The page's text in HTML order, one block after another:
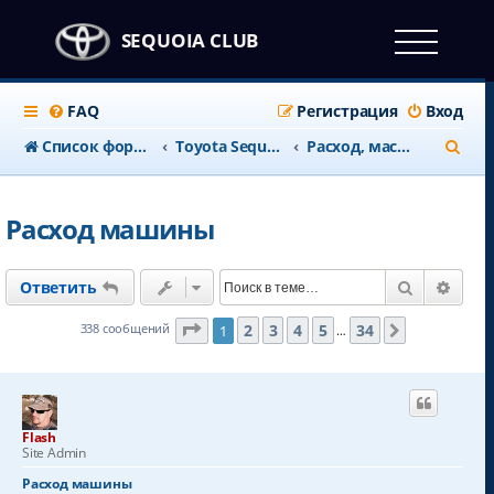
SEQUOIA CLUB
FAQ Вход
Регистрация
Список форумов
Тоyota Sequoia c 2008 года Расход, масло, топливо, ГБО
о
Расход машины
Ответить Поиск
338 сообщений Страница из34
1 2 3 4 5 … 34
Flash
Site Admin
Расход машины